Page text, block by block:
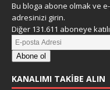
Bu bloga abone olmak ve
adresinizi girin.
Diğer 131.611 aboneye
Abone ol
KANALIMI TAKIBE ALIN